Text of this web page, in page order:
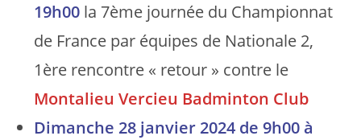
19h00 la 7ème journée du Championnat
de France par équipes de Nationale 2,
1ère rencontre « retour » contre le
Montalieu Vercieu Badminton Club
Dimanche 28 janvier 2024 de 9h00 à